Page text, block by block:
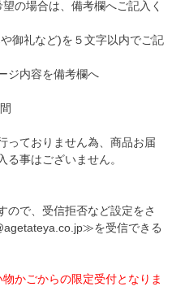
の場合は、備考欄へご記入く
御礼など)を５文字以内でご記
ジ内容を備考欄へ
っておりません為、商品お届
事はございません。
ので、受信拒否など設定をさ
を受信できる
かごからの限定受付となりま